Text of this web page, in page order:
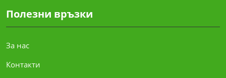
Полезни връзки
За нас
Контакти